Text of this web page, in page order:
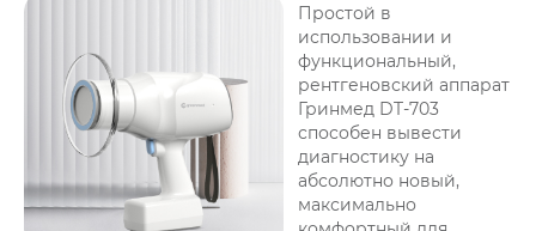
Простой в
использовании и
функциональный,
рентгеновский аппарат
Гринмед DT-703
способен вывести
диагностику на
абсолютно новый,
максимально